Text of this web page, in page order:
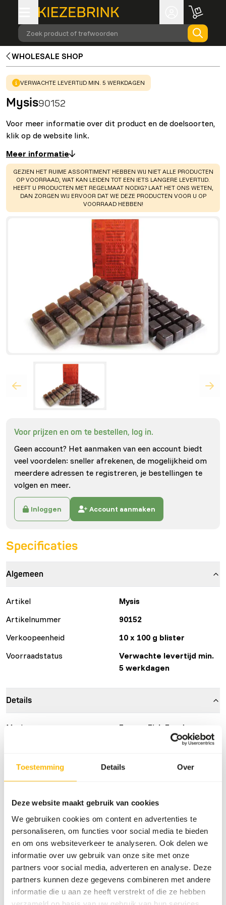
Toestemming Details Over
Deze website maakt gebruik van cookies
We gebruiken cookies om content en advertenties te
personaliseren, om functies voor social media te bieden
en om ons websiteverkeer te analyseren. Ook delen we
informatie over uw gebruik van onze site met onze
partners voor social media, adverteren en analyse. Deze
partners kunnen deze gegevens combineren met andere
informatie die u aan ze heeft verstrekt of die ze hebben
Zoek product of trefwoorden
WHOLESALE SHOP
Over dit product
Voor meer informatie over dit product en de doelsoorten,
klik op de website link.
WARNING:
VERWACHTE LEVERTIJD MIN. 5 WERKDAGEN
Mysis90152
Voor meer informatie over dit product en de doelsoorten,
klik op de website link.
Meer informatie
WARNING:
GEZIEN HET RUIME ASSORTIMENT HEBBEN WIJ NIET ALLE PRODUCTEN
OP VOORRAAD, WAT KAN LEIDEN TOT EEN IETS LANGERE LEVERTIJD.
HEEFT U PRODUCTEN MET REGELMAAT NODIG? LAAT HET ONS WETEN,
DAN ZORGEN WIJ ERVOOR DAT WE DEZE PRODUCTEN VOOR U OP
VOORRAAD HEBBEN!
Voor prijzen en om te bestellen, log in.
Geen account? Het aanmaken van een account biedt
veel voordelen: sneller afrekenen, de mogelijkheid om
meerdere adressen te registreren, je bestellingen te
volgen en meer.
Inloggen Account aanmaken
Specificaties
Algemeen
Artikel
Mysis
Artikelnummer
90152
Verkoopeenheid
10 x 100 g blister
Voorraadstatus
Verwachte levertijd min.
5 werkdagen
Details
Merk
Frozen Fish Food
Voedingsadvies
Dit product is een rauw diervoeder. Houd daarom de
hygiënevoorschriften in acht.